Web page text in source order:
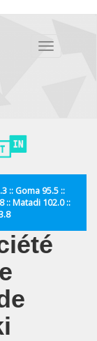
Toggle
:: Goma 95.5 ::
:: Matadi 102.0 ::